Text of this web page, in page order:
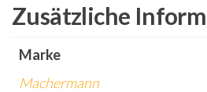
Zusätzliche
Marke
Machermann